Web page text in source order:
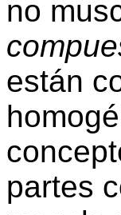
no
están
partes